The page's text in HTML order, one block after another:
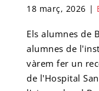
18 març, 2026 |
Els alumnes de
alumnes de
vàrem fer un
de l'Hospital